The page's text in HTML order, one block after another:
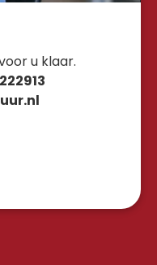
u klaar.